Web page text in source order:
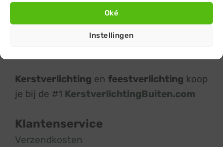
Oké
Instellingen
+14.800 beoordelingen
Kerstverlichting en feestverlichting koop
je bij de #1 KerstverlichtingBuiten.com
Klantenservice
Verzendkosten